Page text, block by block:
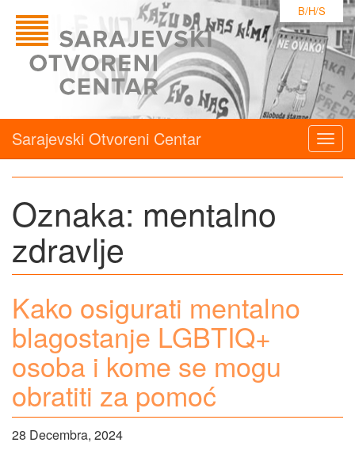
B/H/S
Sarajevski Otvoreni Centar
Oznaka: mentalno
zdravlje
Kako osigurati mentalno
blagostanje LGBTIQ+
osoba i kome se mogu
obratiti za pomoć
28 Decembra, 2024